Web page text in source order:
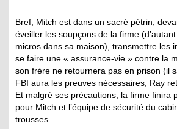
Bref, Mitch est dans un sacré pétrin,
éveiller les soupçons de la firme
micros dans sa maison), transmettre les
se faire une « assurance-vie » contre la
son frère ne retournera pas en prison (il
FBI aura les preuves nécessaires, Ray
Et malgré ses précautions, la firme finira
pour Mitch et l’équipe de sécurité du
trousses…